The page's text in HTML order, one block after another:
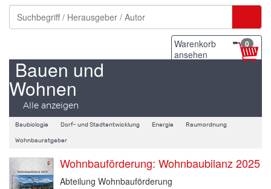
Warenkorb
ansehen
0
Bauen und
Wohnen
Alle anzeigen
Baubiologie Dorf- und Stadtentwicklung Energie Raumordnung
Wohnbauratgeber
Wohnbauförderung: Wohnbaubilanz 2025
Abteilung Wohnbauförderung